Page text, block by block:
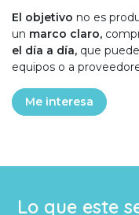
El objetivo no es
un marco claro,
el día a día, que
equipos o a
Me interesa
Lo que este